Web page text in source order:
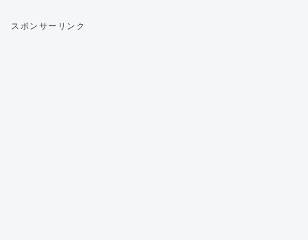
スポンサーリンク